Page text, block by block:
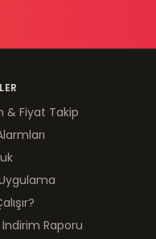
& Fiyat Takip
Raporu